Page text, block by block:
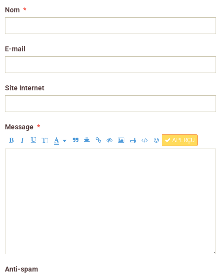
Nom
E-mail
Site Internet
Message
APERÇU
Anti-spam